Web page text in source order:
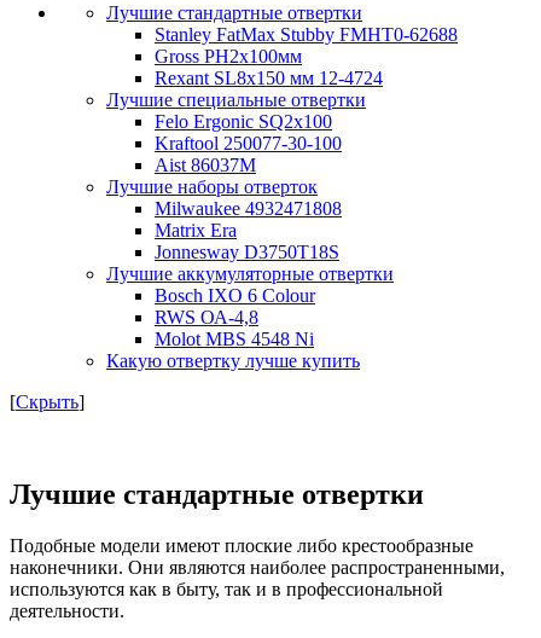
Лучшие стандартные отвертки
Stanley FatMax Stubby FMHT0-62688
Gross PH2x100мм
Rexant SL8x150 мм 12-4724
Лучшие специальные отвертки
Felo Ergonic SQ2x100
Kraftool 250077-30-100
Aist 86037M
Лучшие наборы отверток
Milwaukee 4932471808
Matrix Era
Jonnesway D3750T18S
Лучшие аккумуляторные отвертки
Bosch IXO 6 Colour
RWS ОА-4,8
Molot MBS 4548 Ni
Какую отвертку лучше купить
[Скрыть]
Лучшие стандартные отвертки
Подобные модели имеют плоские либо крестообразные
наконечники. Они являются наиболее распространенными,
используются как в быту, так и в профессиональной
деятельности.